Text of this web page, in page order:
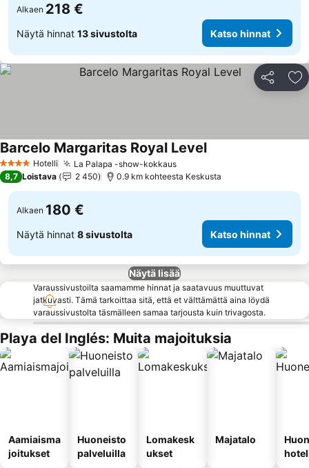
Alkaen 218 €
Näytä hinnat 13 sivustolta Katso hinnat
Jaa
4 Tähtiluokitus
Hotelli La Palapa -show-kokkaus
Barcelo Margaritas Royal Level
8,7 Loistava 2 450 0.9 km kohteesta Keskusta
Alkaen 180 €
Näytä hinnat 8 sivustolta Katso hinnat
Näytä lisää
Varaussivustoilta saamamme hinnat ja saatavuus muuttuvat
jatkuvasti. Tämä tarkoittaa sitä, että et välttämättä aina löydä
varaussivustolta täsmälleen samaa tarjousta kuin trivagosta.
Playa del Inglés: Muita majoituksia
Aamiaisma
joitukset
Huoneisto
palveluilla
Lomakesk
ukset
Majatalo